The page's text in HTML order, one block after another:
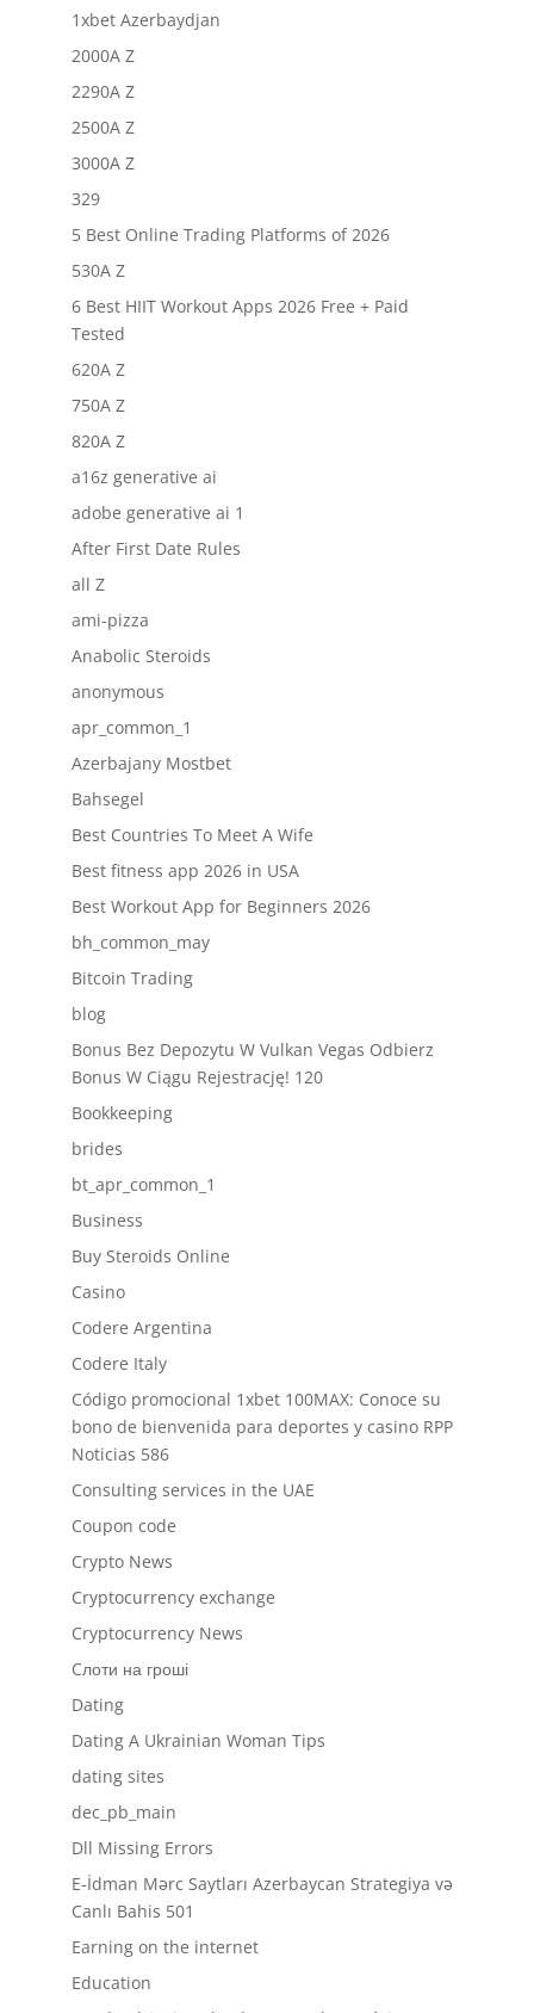
1xbet Azerbaydjan
2000A Z
2290A Z
2500A Z
3000A Z
329
5 Best Online Trading Platforms of 2026
530A Z
6 Best HIIT Workout Apps 2026 Free + Paid
Tested
620A Z
750A Z
820A Z
a16z generative ai
adobe generative ai 1
After First Date Rules
all Z
ami-pizza
Anabolic Steroids
anonymous
apr_common_1
Azerbajany Mostbet
Bahsegel
Best Countries To Meet A Wife
Best fitness app 2026 in USA
Best Workout App for Beginners 2026
bh_common_may
Bitcoin Trading
blog
Bonus Bez Depozytu W Vulkan Vegas Odbierz
Bonus W Ciągu Rejestrację! 120
Bookkeeping
brides
bt_apr_common_1
Business
Buy Steroids Online
Casino
Codere Argentina
Codere Italy
Código promocional 1xbet 100MAX: Conoce su
bono de bienvenida para deportes y casino RPP
Noticias 586
Consulting services in the UAE
Coupon code
Crypto News
Cryptocurrency exchange
Cryptocurrency News
Cлоти на гроші
Dating
Dating A Ukrainian Woman Tips
dating sites
dec_pb_main
Dll Missing Errors
E-İdman Mərc Saytları Azerbaycan Strategiya və
Canlı Bahis 501
Earning on the internet
Education